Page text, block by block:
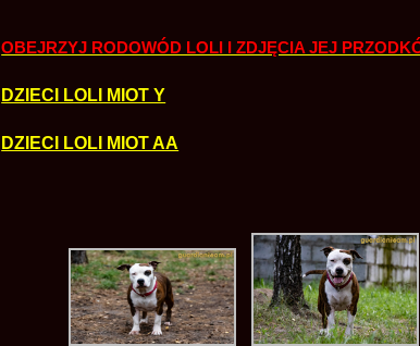
OBEJRZYJ RODOWÓD LOLI I ZDJĘCIA JEJ
DZIECI LOLI MIOT Y
DZIECI LOLI MIOT AA